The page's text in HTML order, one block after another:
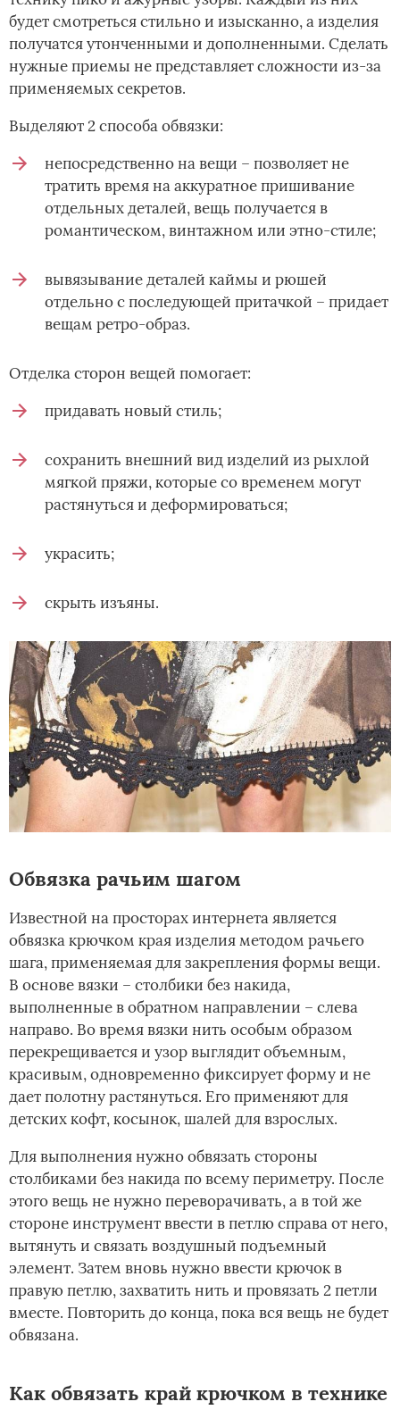
будет смотреться стильно и изысканно, а изделия
получатся утонченными и дополненными. Сделать
нужные приемы не представляет сложности из-за
применяемых секретов.
Выделяют 2 способа обвязки:
непосредственно на вещи – позволяет не
тратить время на аккуратное пришивание
отдельных деталей, вещь получается в
романтическом, винтажном или этно-стиле;
вывязывание деталей каймы и рюшей
отдельно с последующей притачкой – придает
вещам ретро-образ.
Отделка сторон вещей помогает:
придавать новый стиль;
сохранить внешний вид изделий из рыхлой
мягкой пряжи, которые со временем могут
растянуться и деформироваться;
украсить;
скрыть изъяны.
Обвязка рачьим шагом
Известной на просторах интернета является
обвязка крючком края изделия методом рачьего
шага, применяемая для закрепления формы вещи.
В основе вязки – столбики без накида,
выполненные в обратном направлении – слева
направо. Во время вязки нить особым образом
перекрещивается и узор выглядит объемным,
красивым, одновременно фиксирует форму и не
дает полотну растянуться. Его применяют для
детских кофт, косынок, шалей для взрослых.
Для выполнения нужно обвязать стороны
столбиками без накида по всему периметру. После
этого вещь не нужно переворачивать, а в той же
стороне инструмент ввести в петлю справа от него,
вытянуть и связать воздушный подъемный
элемент. Затем вновь нужно ввести крючок в
правую петлю, захватить нить и провязать 2 петли
вместе. Повторить до конца, пока вся вещь не будет
обвязана.
Как обвязать край крючком в технике